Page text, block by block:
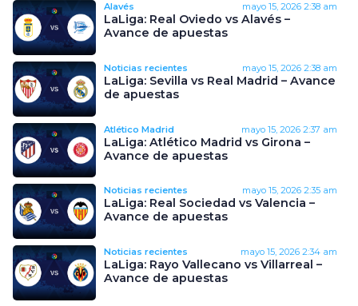
Alavés mayo 15, 2026 2:38 am
LaLiga: Real Oviedo vs Alavés –
Avance de apuestas
Noticias recientes mayo 15, 2026 2:38 am
LaLiga: Sevilla vs Real Madrid – Avance
de apuestas
Atlético Madrid mayo 15, 2026 2:37 am
LaLiga: Atlético Madrid vs Girona –
Avance de apuestas
Noticias recientes mayo 15, 2026 2:35 am
LaLiga: Real Sociedad vs Valencia –
Avance de apuestas
Noticias recientes mayo 15, 2026 2:34 am
LaLiga: Rayo Vallecano vs Villarreal –
Avance de apuestas